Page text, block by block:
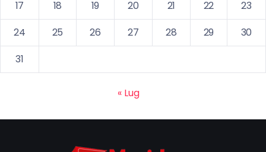
17
18 19 20 21 22
23
24
25 26 27 28 29
30
31
« Lug